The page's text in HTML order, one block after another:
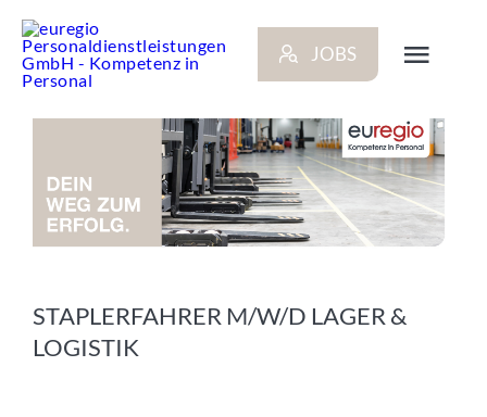
Inhalt
springen
JOBS
BEWERBER
STANDORTE
STAPLERFAHRER M/W/D LAGER &
LOGISTIK